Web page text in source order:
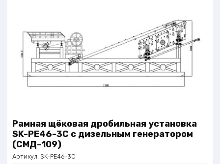
Рамная щёковая дробильная установка
SK-PE46-3C с дизельным генератором
(СМД-109)
Артикул: SK-PE46-3C